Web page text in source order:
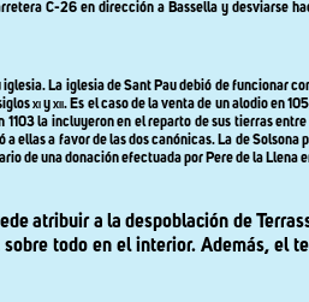
C-26 en dirección a Bassella y desviarse
La iglesia de Sant Pau debió de funcionar
xiyxii. Es el caso de la venta de un alodio en
la incluyeron en el reparto de sus tierras
ellas a favor de las dos canónicas. La de
de una donación efectuada por Pere dela Llena
atribuir a la despoblación de
todo en el interior. Además, el